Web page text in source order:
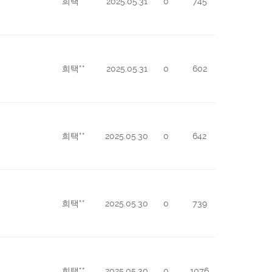
희택** 2025.05.31 0 602
희택** 2025.05.30 0 642
희택** 2025.05.30 0 739